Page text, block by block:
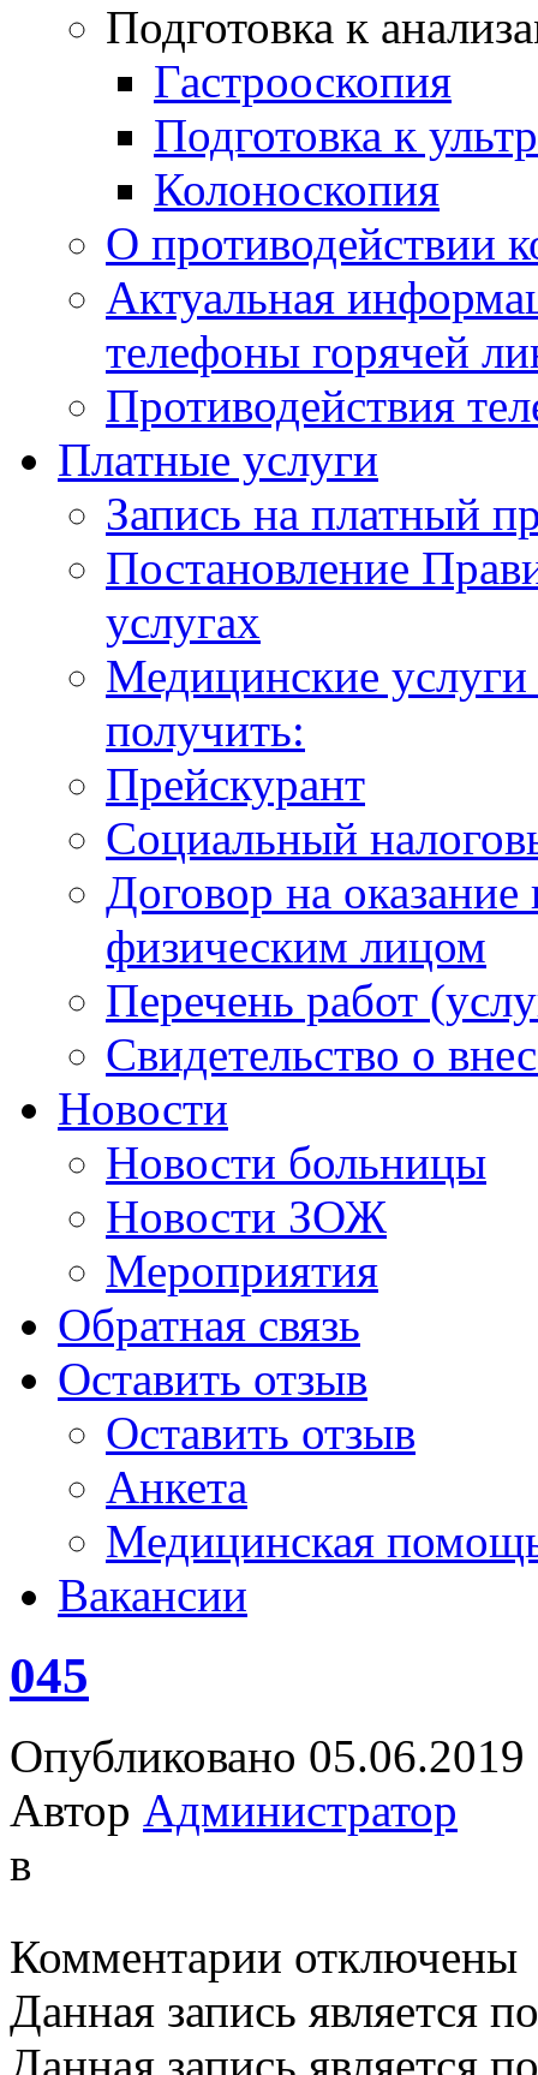
Подготовка к
Гастрооскопия
Подготовка к
Колоноскопия
О противодействии
Актуальная
телефоны горячей
Противодействия
Платные услуги
Запись на платный
Постановление
услугах
Медицинские
получить:
Прейскурант
Социальный
Договор на
физическим лицом
Перечень работ
Свидетельство о
Новости
Новости больницы
Новости ЗОЖ
Мероприятия
Обратная связь
Оставить отзыв
Оставить отзыв
Анкета
Медицинская
Вакансии
045
Опубликовано 05.06.2019
Автор Администратор
в
Комментарии записи
отключены
Данная запись является
Данная запись является